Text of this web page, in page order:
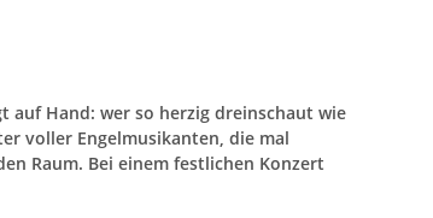
auf Hand: wer so herzig dreinschaut wie
voller Engelmusikanten, die mal
Raum. Bei einem festlichen Konzert